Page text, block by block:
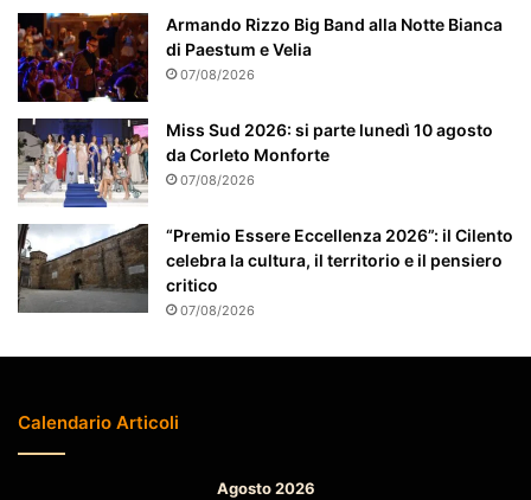
t
e
n
z
i
o
n
a
t
o
Armando Rizzo Big Band alla Notte Bianca
di Paestum e Velia
07/08/2026
Miss Sud 2026: si parte lunedì 10 agosto
da Corleto Monforte
07/08/2026
“Premio Essere Eccellenza 2026”: il Cilento
celebra la cultura, il territorio e il pensiero
critico
07/08/2026
Calendario Articoli
Agosto 2026